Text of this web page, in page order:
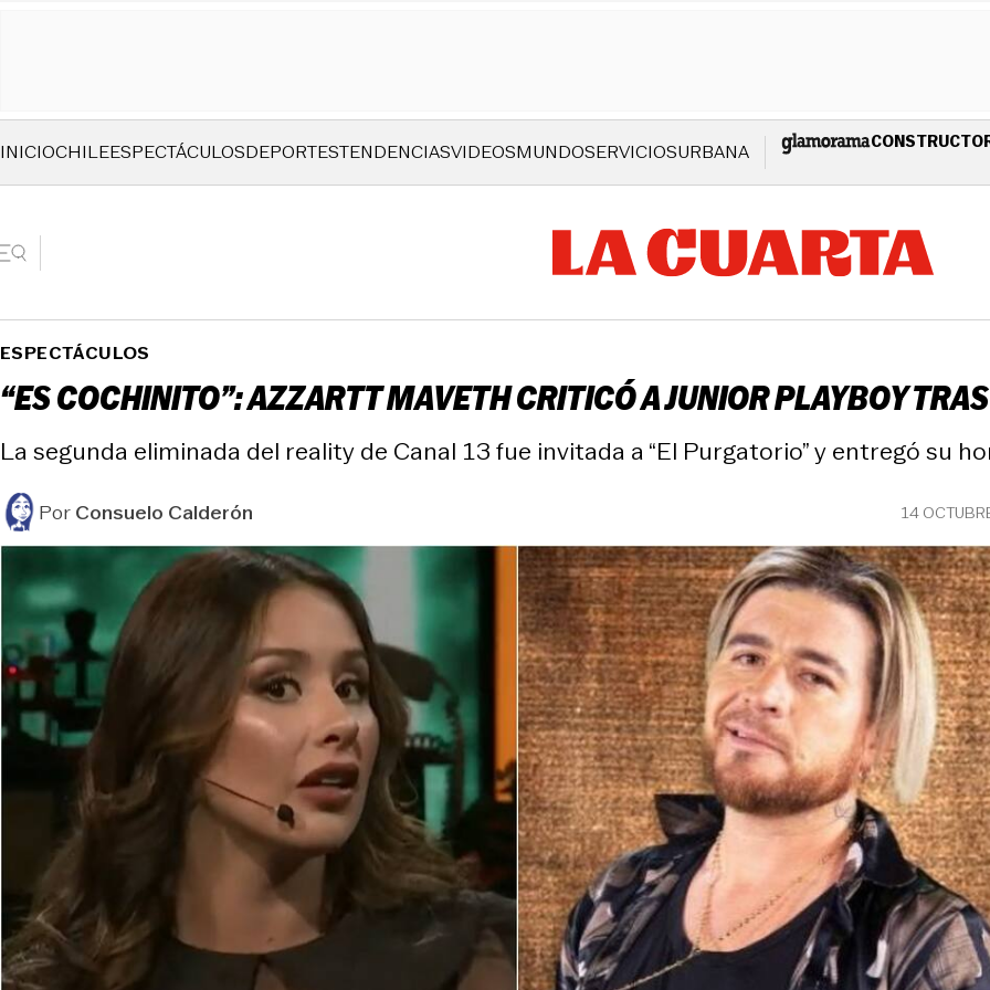
INICIOCHILEESPECTÁCULOSDEPORTESTENDENCIASVIDEOSMUNDOSERVICIOSURBANA
ESPECTÁCULOS
“ES COCHINITO”: AZZARTT MAVETH CRITICÓ A JUNIOR PLAYBOY
La segunda eliminada del reality de Canal 13 fue invitada a “El Purgatorio” y entregó su
PorConsuelo Calderón 14